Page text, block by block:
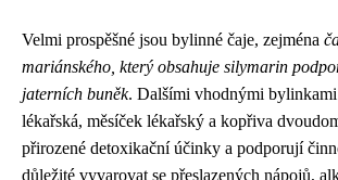
Velmi prospěšné jsou bylinné čaje, zejména
mariánského, který obsahuje silymarin
jaterních buněk. Dalšími vhodnými bylinkami
lékařská, měsíček lékařský a kopřiva
přirozené detoxikační účinky a podporují
důležité vyvarovat se přeslazených nápojů,